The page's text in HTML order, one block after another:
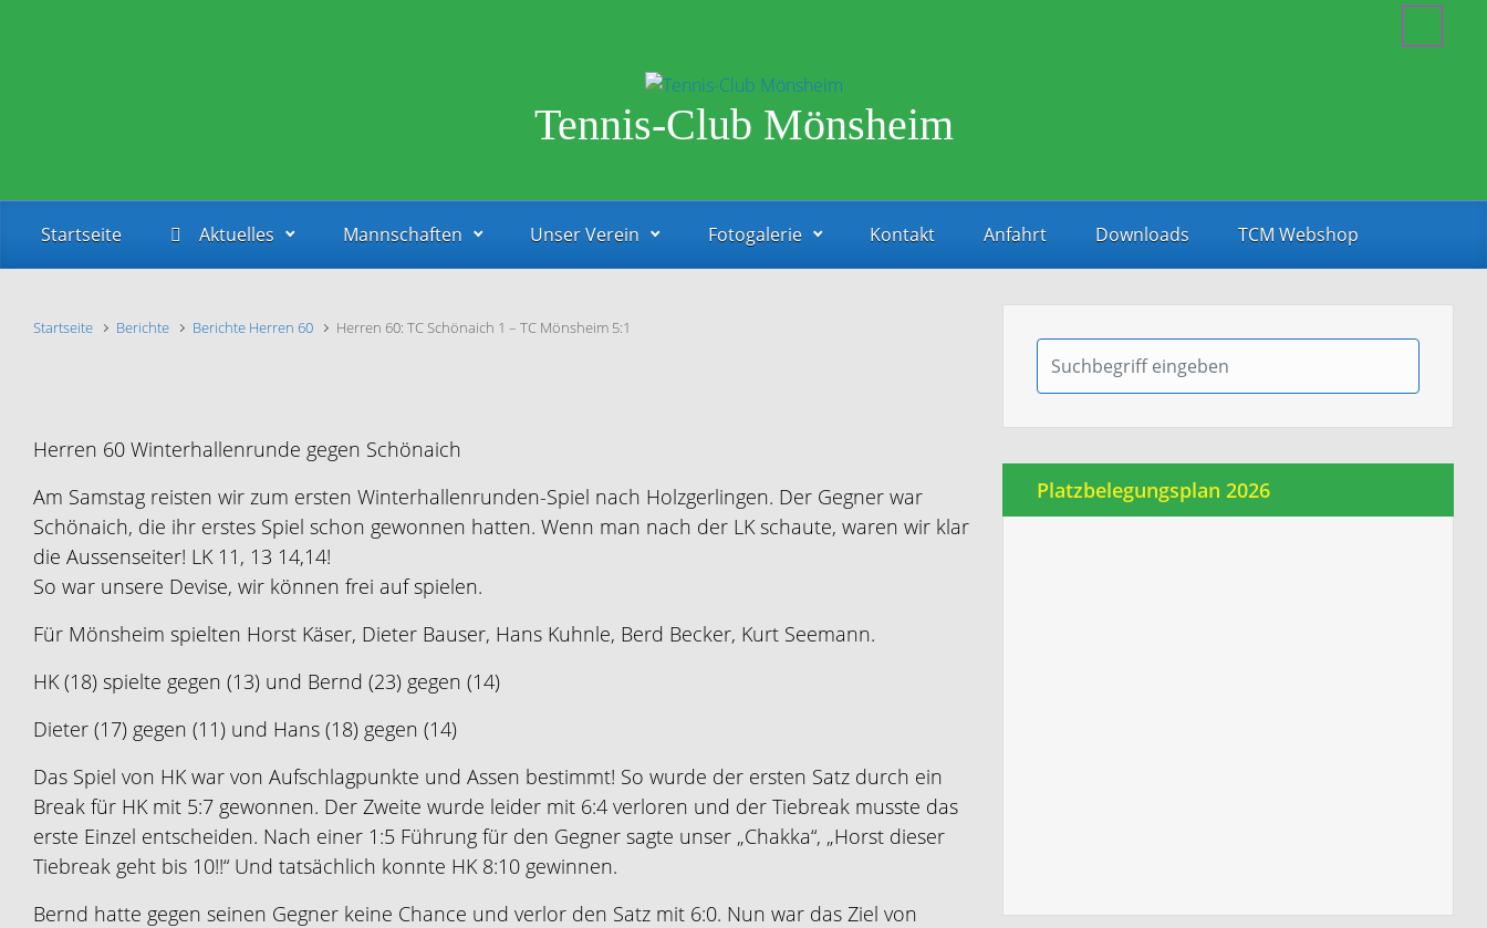
Tennis-Club Mönsheim
Startseite Aktuelles Mannschaften Unser Verein Fotogalerie Kontakt Anfahrt Downloads TCM Webshop
Startseite Berichte Berichte Herren 60 Herren 60: TC Schönaich 1 – TC Mönsheim 5:1
Herren 60 Winterhallenrunde gegen Schönaich
Am Samstag reisten wir zum ersten Winterhallenrunden-Spiel nach Holzgerlingen. Der Gegner war
Schönaich, die ihr erstes Spiel schon gewonnen hatten. Wenn man nach der LK schaute, waren wir klar
die Aussenseiter! LK 11, 13 14,14!
So war unsere Devise, wir können frei auf spielen.
Für Mönsheim spielten Horst Käser, Dieter Bauser, Hans Kuhnle, Berd Becker, Kurt Seemann.
HK (18) spielte gegen (13) und Bernd (23) gegen (14)
Dieter (17) gegen (11) und Hans (18) gegen (14)
Das Spiel von HK war von Aufschlagpunkte und Assen bestimmt! So wurde der ersten Satz durch ein
Break für HK mit 5:7 gewonnen. Der Zweite wurde leider mit 6:4 verloren und der Tiebreak musste das
erste Einzel entscheiden. Nach einer 1:5 Führung für den Gegner sagte unser „Chakka“, „Horst dieser
Tiebreak geht bis 10!!“ Und tatsächlich konnte HK 8:10 gewinnen.
Bernd hatte gegen seinen Gegner keine Chance und verlor den Satz mit 6:0. Nun war das Ziel von
Platzbelegungsplan 2026